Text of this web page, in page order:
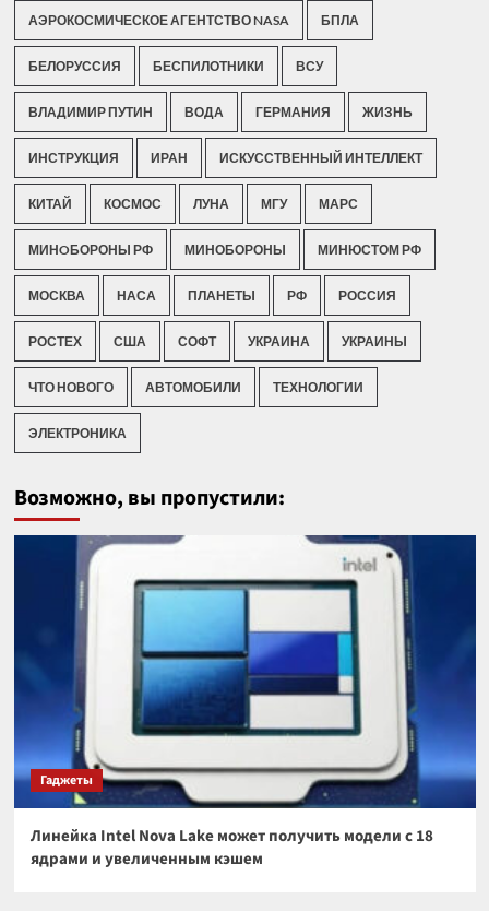
АЭРОКОСМИЧЕСКОЕ АГЕНТСТВО NASA БПЛА
БЕЛОРУССИЯ БЕСПИЛОТНИКИ ВСУ
ВЛАДИМИР ПУТИН ВОДА ГЕРМАНИЯ ЖИЗНЬ
ИНСТРУКЦИЯ ИРАН ИСКУССТВЕННЫЙ ИНТЕЛЛЕКТ
КИТАЙ КОСМОС ЛУНА МГУ МАРС
МИНOБОРОНЫ РФ МИНОБОРОНЫ МИНЮСТОМ РФ
МОСКВА НАСА ПЛАНЕТЫ РФ РОССИЯ
РОСТЕХ США СОФТ УКРАИНА УКРАИНЫ
ЧТО НОВОГО АВТОМОБИЛИ ТЕХНОЛОГИИ
ЭЛЕКТРОНИКА
Возможно, вы пропустили:
Гаджеты
Линейка Intel Nova Lake может получить модели с 18
ядрами и увеличенным кэшем